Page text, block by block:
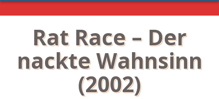
Rat Race – Der
nackte Wahnsinn
(2002)